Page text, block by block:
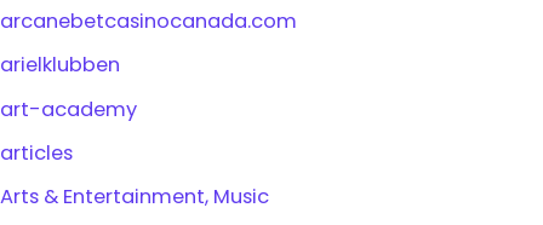
arcanebetcasinocanada.com
arielklubben
art-academy
articles
Arts & Entertainment, Music